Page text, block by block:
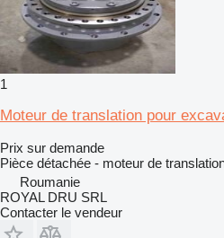
1
Moteur de translation pour
Prix sur demande
Pièce détachée - moteur de
Roumanie
ROYAL DRU SRL
Contacter le vendeur